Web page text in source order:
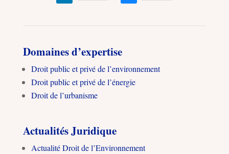
Domaines d’expertise
Droit public et privé de l’environnement
Droit public et privé de l’énergie
Droit de l’urbanisme
Actualités Juridique
Actualité Droit de l’Environnement